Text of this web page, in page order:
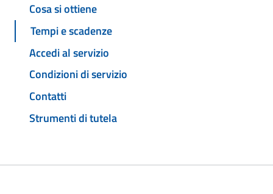
Cosa si ottiene
Tempi e scadenze
Accedi al servizio
Condizioni di servizio
Contatti
Strumenti di tutela